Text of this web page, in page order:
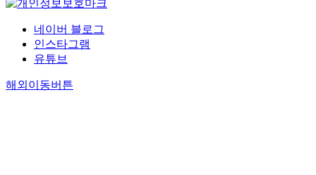
네이버 블로그
인스타그램
유튜브
해외이동버튼